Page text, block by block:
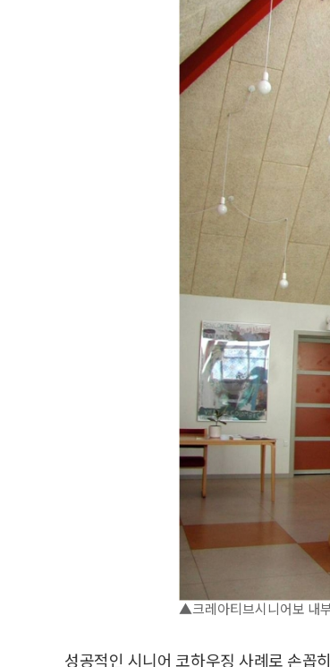
▲크레아티브시니어보 내
성공적인 시니어 코하우징 사례로 손꼽